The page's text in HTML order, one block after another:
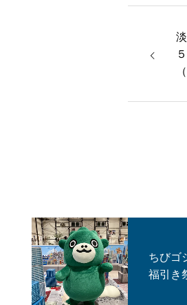
ちびゴ
福引き